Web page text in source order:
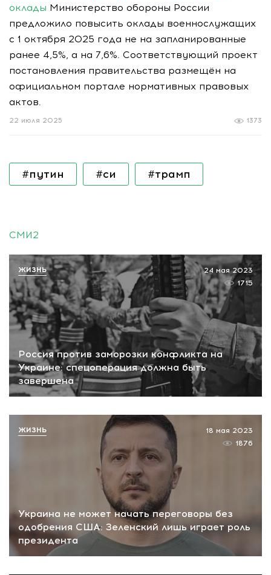
оклады Министерство обороны России
предложило повысить оклады военнослужащих
с 1 октября 2025 года не на запланированные
ранее 4,5%, а на 7,6%. Соответствующий проект
постановления правительства размещён на
официальном портале нормативных правовых
актов.
1373
22 июля 2025
#путин #си #трамп
СМИ2
Россия против заморозки конфликта на
Украине: спецоперация должна быть
завершена
24 мая 2023
1715
ЖИЗНЬ
Украина не может начать переговоры без
одобрения США: Зеленский лишь играет роль
президента
18 мая 2023
1876
ЖИЗНЬ